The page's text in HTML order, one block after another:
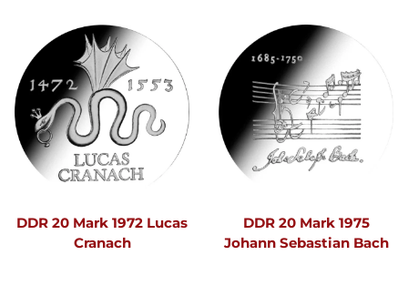
DDR 20 Mark 1972 Lucas
Cranach
DDR 20 Mark 1975
Johann Sebastian Bach